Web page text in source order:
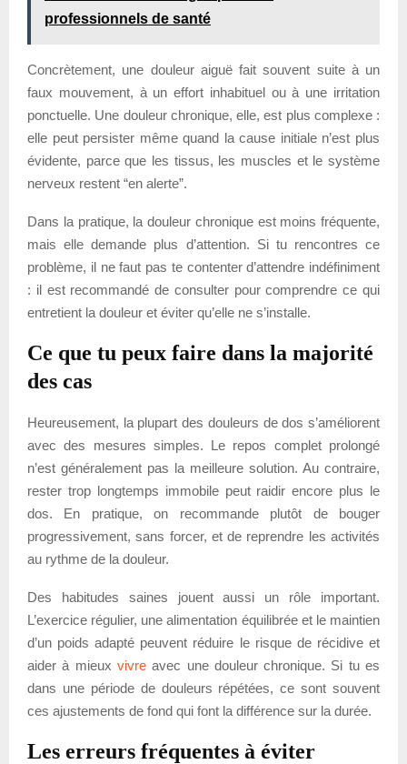
professionnels de santé
Concrètement, une douleur aiguë fait souvent suite à un
faux mouvement, à un effort inhabituel ou à une irritation
ponctuelle. Une douleur chronique, elle, est plus complexe :
elle peut persister même quand la cause initiale n’est plus
évidente, parce que les tissus, les muscles et le système
nerveux restent “en alerte”.
Dans la pratique, la douleur chronique est moins fréquente,
mais elle demande plus d’attention. Si tu rencontres ce
problème, il ne faut pas te contenter d’attendre indéfiniment
: il est recommandé de consulter pour comprendre ce qui
entretient la douleur et éviter qu’elle ne s’installe.
Ce que tu peux faire dans la majorité
des cas
Heureusement, la plupart des douleurs de dos s’améliorent
avec des mesures simples. Le repos complet prolongé
n’est généralement pas la meilleure solution. Au contraire,
rester trop longtemps immobile peut raidir encore plus le
dos. En pratique, on recommande plutôt de bouger
progressivement, sans forcer, et de reprendre les activités
au rythme de la douleur.
Des habitudes saines jouent aussi un rôle important.
L’exercice régulier, une alimentation équilibrée et le maintien
d’un poids adapté peuvent réduire le risque de récidive et
aider à mieux vivreavec une douleur chronique. Si tu es
dans une période de douleurs répétées, ce sont souvent
ces ajustements de fond qui font la différence sur la durée.
Les erreurs fréquentes à éviter